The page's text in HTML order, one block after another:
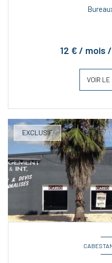
12 € / mois /
VOIR LE
EXCLUSIF